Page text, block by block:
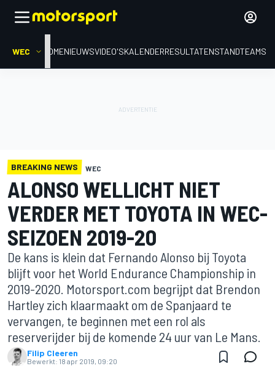
WEC HOMENIEUWSVIDEO'SKALENDERRESULTATENSTANDTEAMS
BREAKING NEWS WEC
ALONSO WELLICHT NIET
VERDER MET TOYOTA IN WEC-
SEIZOEN 2019-20
De kans is klein dat Fernando Alonso bij Toyota
blijft voor het World Endurance Championship in
2019-2020. Motorsport.com begrijpt dat Brendon
Hartley zich klaarmaakt om de Spanjaard te
vervangen, te beginnen met een rol als
reserverijder bij de komende 24 uur van Le Mans.
Filip Cleeren
Bewerkt: 18 apr 2019, 09:20